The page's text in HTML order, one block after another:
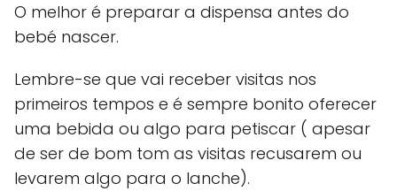
O melhor é preparar a dispensa antes do
bebé nascer.
Lembre-se que vai receber visitas nos
primeiros tempos e é sempre bonito oferecer
uma bebida ou algo para petiscar ( apesar
de ser de bom tom as visitas recusarem ou
levarem algo para o lanche).